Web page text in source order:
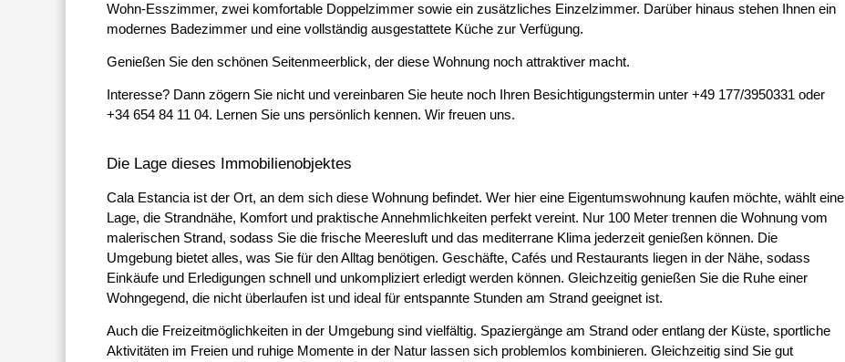
Wohn-Esszimmer, zwei komfortable Doppelzimmer sowie ein zusätzliches Einzelzimmer. Darüber hinaus stehen Ihnen ein
modernes Badezimmer und eine vollständig ausgestattete Küche zur Verfügung.
Genießen Sie den schönen Seitenmeerblick, der diese Wohnung noch attraktiver macht.
Interesse? Dann zögern Sie nicht und vereinbaren Sie heute noch Ihren Besichtigungstermin unter +49 177/3950331 oder
+34 654 84 11 04. Lernen Sie uns persönlich kennen. Wir freuen uns.
Die Lage dieses Immobilienobjektes
Cala Estancia ist der Ort, an dem sich diese Wohnung befindet. Wer hier eine Eigentumswohnung kaufen möchte, wählt eine
Lage, die Strandnähe, Komfort und praktische Annehmlichkeiten perfekt vereint. Nur 100 Meter trennen die Wohnung vom
malerischen Strand, sodass Sie die frische Meeresluft und das mediterrane Klima jederzeit genießen können. Die
Umgebung bietet alles, was Sie für den Alltag benötigen. Geschäfte, Cafés und Restaurants liegen in der Nähe, sodass
Einkäufe und Erledigungen schnell und unkompliziert erledigt werden können. Gleichzeitig genießen Sie die Ruhe einer
Wohngegend, die nicht überlaufen ist und ideal für entspannte Stunden am Strand geeignet ist.
Auch die Freizeitmöglichkeiten in der Umgebung sind vielfältig. Spaziergänge am Strand oder entlang der Küste, sportliche
Aktivitäten im Freien und ruhige Momente in der Natur lassen sich problemlos kombinieren. Gleichzeitig sind Sie gut